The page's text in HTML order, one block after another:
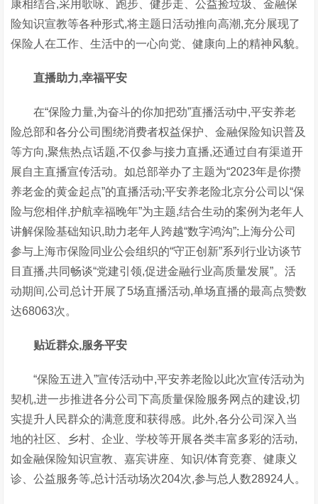
康相结合,采用歌咏、跑步、健步走、公益捡垃圾、金融保
险知识宣教等各种形式,将主题日活动推向高潮,充分展现了
保险人在工作、生活中的一心向党、健康向上的精神风貌。
直播助力,幸福平安
在“保险力量,为奋斗的你加把劲”直播活动中,平安养老
险总部和各分公司围绕消费者权益保护、金融保险知识普及
等方向,聚焦热点话题,不仅参与接力直播,还通过自有渠道开
展自主直播宣传活动。如总部举办了主题为“2023年是你攒
养老金的黄金起点”的直播活动;平安养老险北京分公司以“保
险与您相伴,护航幸福晚年”为主题,结合生动的案例为老年人
讲解保险基础知识,助力老年人跨越“数字鸿沟”;上海分公司
参与上海市保险同业公会组织的“守正创新”系列行业访谈节
目直播,共同畅谈“党建引领,促进金融行业高质量发展”。活
动期间,公司总计开展了5场直播活动,单场直播的最高点赞数
达68063次。
贴近群众,服务平安
“保险五进入”宣传活动中,平安养老险以此次宣传活动为
契机,进一步推进各分公司下高质量保险服务网点的建设,切
实提升人民群众的满意度和获得感。此外,各分公司深入当
地的社区、乡村、企业、学校等开展各类丰富多彩的活动,
如金融保险知识宣教、嘉宾讲座、知识/体育竞赛、健康义
诊、公益服务等,总计活动场次204次,参与总人数28924人。